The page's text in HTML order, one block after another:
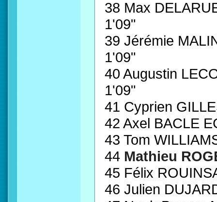
38 Max
1'09"
39 Jérémie
1'09"
40 Augustin
1'09"
41 Cyprien
42 Axel BACLE
43 Tom
44 Mathieu
45 Félix
46 Julien